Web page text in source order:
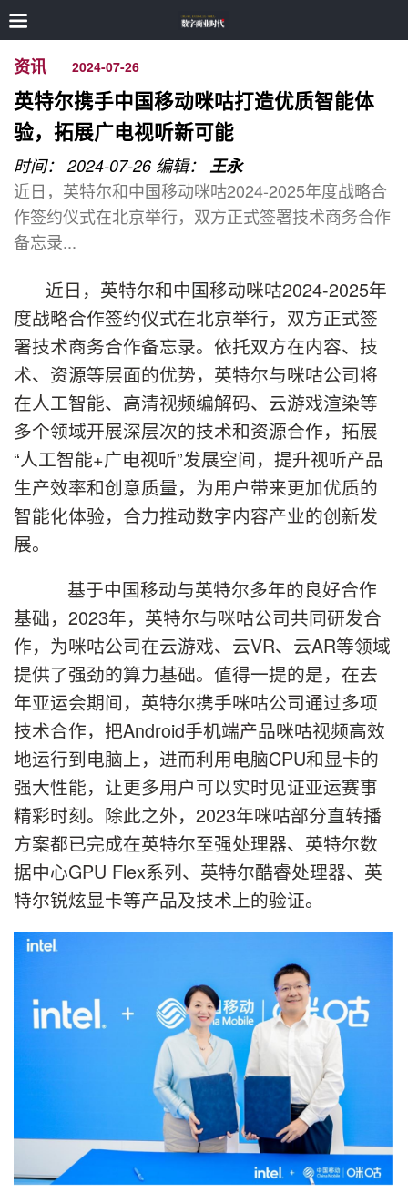
资讯 2024-07-26
英特尔携手中国移动咪咕打造优质智能体
验，拓展广电视听新可能
时间： 2024-07-26 编辑： 王永
近日，英特尔和中国移动咪咕2024-2025年度战略合
作签约仪式在北京举行，双方正式签署技术商务合作
备忘录...
近日，英特尔和中国移动咪咕2024-2025年
度战略合作签约仪式在北京举行，双方正式签
署技术商务合作备忘录。依托双方在内容、技
术、资源等层面的优势，英特尔与咪咕公司将
在人工智能、高清视频编解码、云游戏渲染等
多个领域开展深层次的技术和资源合作，拓展
“人工智能+广电视听”发展空间，提升视听产品
生产效率和创意质量，为用户带来更加优质的
智能化体验，合力推动数字内容产业的创新发
展。
基于中国移动与英特尔多年的良好合作
基础，2023年，英特尔与咪咕公司共同研发合
作，为咪咕公司在云游戏、云VR、云AR等领域
提供了强劲的算力基础。值得一提的是，在去
年亚运会期间，英特尔携手咪咕公司通过多项
技术合作，把Android手机端产品咪咕视频高效
地运行到电脑上，进而利用电脑CPU和显卡的
强大性能，让更多用户可以实时见证亚运赛事
精彩时刻。除此之外，2023年咪咕部分直转播
方案都已完成在英特尔至强处理器、英特尔数
据中心GPU Flex系列、英特尔酷睿处理器、英
特尔锐炫显卡等产品及技术上的验证。